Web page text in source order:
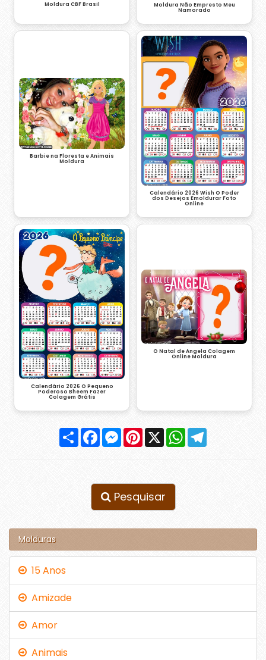
Moldura CBF Brasil Moldura Não Empresto Meu
Namorado
Barbie na Floresta e Animais
Moldura
Calendário 2026 Wish O Poder
dos Desejos Emoldurar Foto
Online
Calendário 2026 O Pequeno
Poderoso Bheem Fazer
Colagem Grátis
O Natal de Angela Colagem
Online Moldura
Compartilhar
FacebookMessenger
Pinterest
X WhatsApp
Pesquisar
Molduras
15 Anos
Amizade
Amor
Animais